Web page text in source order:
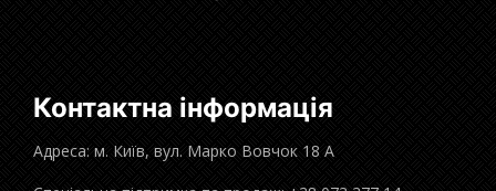
Контактна інформація
Адреса: м. Київ, вул. Марко Вовчок 18 А